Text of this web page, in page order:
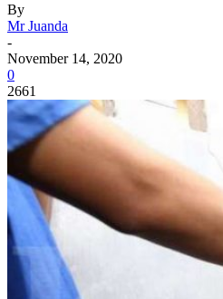
By
Mr Juanda
-
November 14, 2020
0
2661